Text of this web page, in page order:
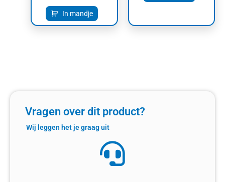
In mandje
Vragen over dit product?
Wij leggen het je graag uit